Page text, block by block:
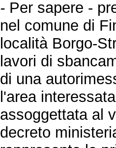
- Per sapere -
nel comune di
località Borgo-
lavori di
di una
l'area
assoggettata al
decreto